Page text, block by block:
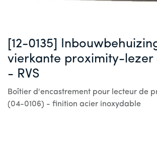
[12-0135]
vierkante proximity-lezer
- RVS
Boîtier d'encastrement pour lecteur de
(04-0106) - finition acier inoxydable